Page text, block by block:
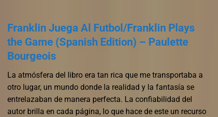
Franklin Juega Al Futbol/Franklin Plays
the Game (Spanish Edition) – Paulette
Bourgeois
La atmósfera del libro era tan rica que me transportaba a
otro lugar, un mundo donde la realidad y la fantasía se
entrelazaban de manera perfecta. La confiabilidad del
autor brilla en cada página, lo que hace de este un recurso